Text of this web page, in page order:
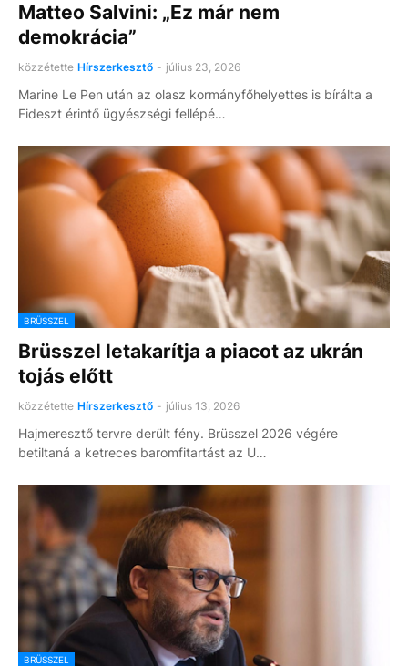
Matteo Salvini: „Ez már nem
demokrácia”
közzétette Hírszerkesztő - július 23, 2026
Marine Le Pen után az olasz kormányfőhelyettes is bírálta a
Fideszt érintő ügyészségi fellépé…
BRÜSSZEL
Brüsszel letakarítja a piacot az ukrán
tojás előtt
közzétette Hírszerkesztő - július 13, 2026
Hajmeresztő tervre derült fény. Brüsszel 2026 végére
betiltaná a ketreces baromfitartást az U…
BRÜSSZEL